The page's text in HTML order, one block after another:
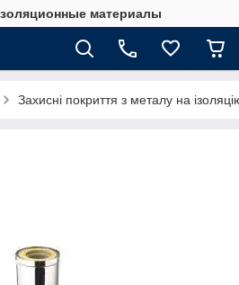
материалы
Захисні покриття з металу на